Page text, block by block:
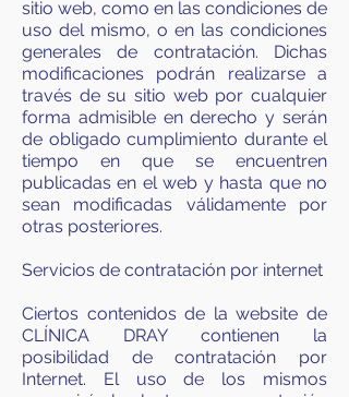
sitio web, como en las condiciones de
uso del mismo, o en las condiciones
generales de contratación. Dichas
modificaciones podrán realizarse a
través de su sitio web por cualquier
forma admisible en derecho y serán
de obligado cumplimiento durante el
tiempo en que se encuentren
publicadas en el web y hasta que no
sean modificadas válidamente por
otras posteriores.
Servicios de contratación por internet
Ciertos contenidos de la website de
CLÍNICA DRAY contienen la
posibilidad de contratación por
Internet. El uso de los mismos